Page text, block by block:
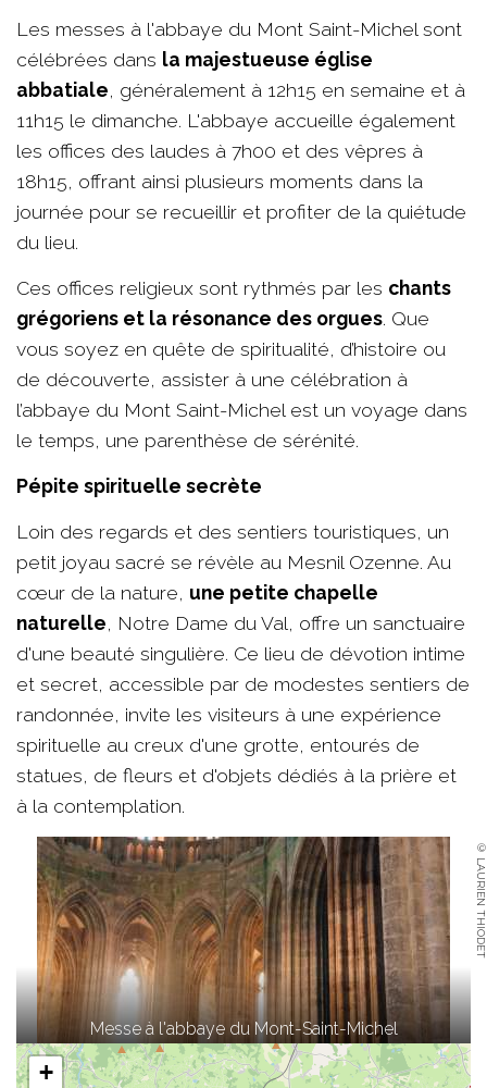
Les messes à l'abbaye du Mont Saint-Michel sont
célébrées dans la majestueuse église
abbatiale, généralement à 12h15 en semaine et à
11h15 le dimanche. L'abbaye accueille également
les offices des laudes à 7h00 et des vêpres à
18h15, offrant ainsi plusieurs moments dans la
journée pour se recueillir et profiter de la quiétude
du lieu.
Ces offices religieux sont rythmés par les chants
grégoriens et la résonance des orgues. Que
vous soyez en quête de spiritualité, d’histoire ou
de découverte, assister à une célébration à
l’abbaye du Mont Saint-Michel est un voyage dans
le temps, une parenthèse de sérénité.
Pépite spirituelle secrète
Loin des regards et des sentiers touristiques, un
petit joyau sacré se révèle au Mesnil Ozenne. Au
cœur de la nature, une petite chapelle
naturelle, Notre Dame du Val, offre un sanctuaire
d'une beauté singulière. Ce lieu de dévotion intime
et secret, accessible par de modestes sentiers de
randonnée, invite les visiteurs à une expérience
spirituelle au creux d'une grotte, entourés de
statues, de fleurs et d'objets dédiés à la prière et
à la contemplation.
© LAURIEN THIODET
Messe à l'abbaye du Mont-Saint-Michel
+